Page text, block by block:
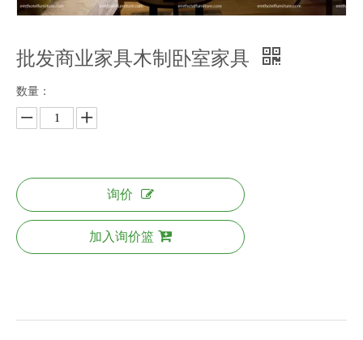
批发商业家具木制卧室家具
数量：
询价
加入询价篮